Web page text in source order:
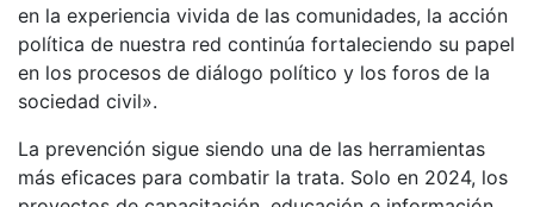
en la experiencia vivida de las comunidades, la acción
política de nuestra red continúa fortaleciendo su papel
en los procesos de diálogo político y los foros de la
sociedad civil».
La prevención sigue siendo una de las herramientas
más eficaces para combatir la trata. Solo en 2024, los